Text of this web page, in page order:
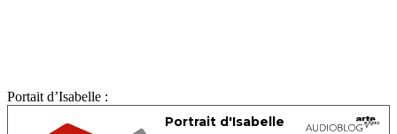
Portait d’Isabelle :